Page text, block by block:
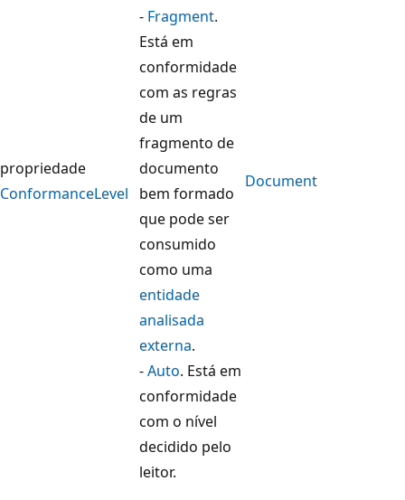
propriedade
ConformanceLevel
- Fragment.
Está em
conformidade
com as regras
de um
fragmento de
documento
bem formado
que pode ser
consumido
como uma
entidade
analisada
externa.
-Auto. Está em
conformidade
com o nível
decidido pelo
leitor.
Document